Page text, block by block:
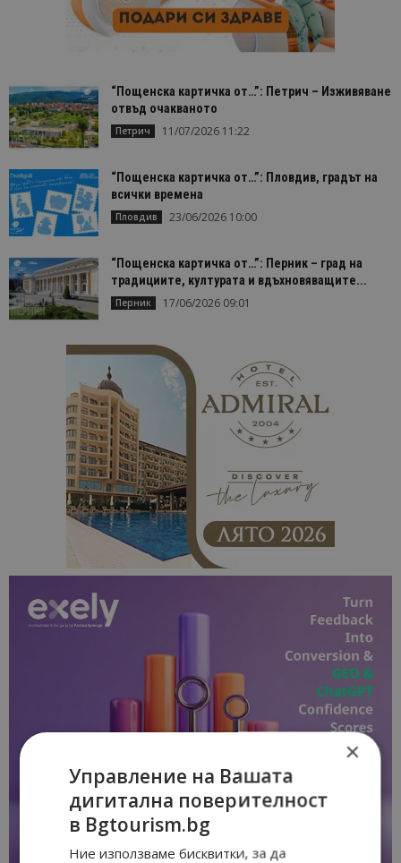
“Пощенска картичка от…”: Петрич – Изживяване
отвъд очакваното
Петрич 11/07/2026 11:22
“Пощенска картичка от…”: Пловдив, градът на
всички времена
Пловдив 23/06/2026 10:00
“Пощенска картичка от…”: Перник – град на
традициите, културата и вдъхновяващите...
Перник 17/06/2026 09:01
×
Управление на Вашата
дигитална поверителност
в Bgtourism.bg
Ние използваме бисквитки, за да